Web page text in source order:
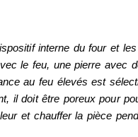
interne du four et
le feu, une pierre avec
au feu élevés est
il doit être poreux pour
et chauffer la pièce